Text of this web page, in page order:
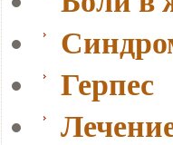
Герпес